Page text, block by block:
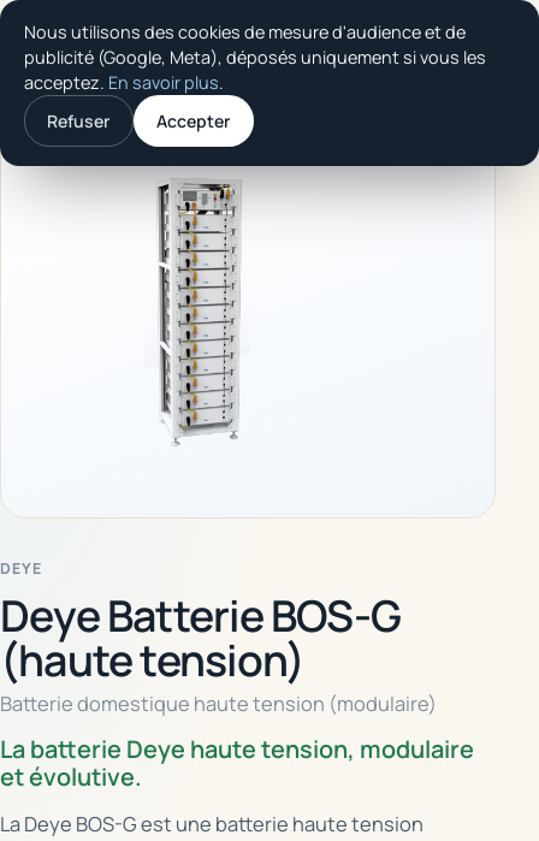
Nous utilisons des cookies de mesure d'audience et de
publicité (Google, Meta), déposés uniquement si vous les
acceptez. En savoir plus.
Refuser
Accepter
Thermo Confort
SOLUTION
Accueil/Produits / Deye Batterie BOS-G (haute tension)
DEYE
Deye Batterie BOS-G
(haute tension)
Batterie domestique haute tension (modulaire)
La batterie Deye haute tension, modulaire
et évolutive.
La Deye BOS-G est une batterie haute tension